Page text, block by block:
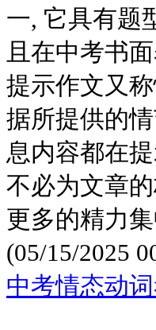
一, 它具有题
且在中考书
提示作文又
据所提供的
息内容都在
不必为文章
更多的精力
(05/15/2025
中考情态动